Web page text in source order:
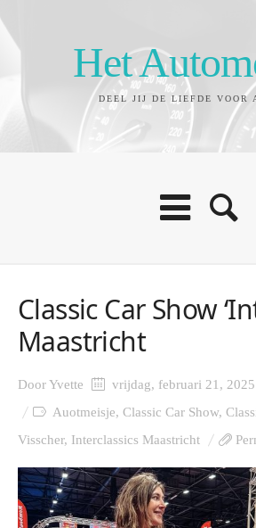
Het
DEEL JIJ DE LIEFDE VOOR
Classic Car Show
Maastricht
DoorYvette vrijdag, februari 21, 2025
Auotmeisje, Classic Car Show,
Visscher, Interclassics Maastricht